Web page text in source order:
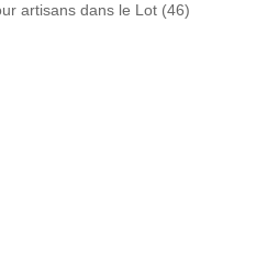
artisans dans le Lot (46)